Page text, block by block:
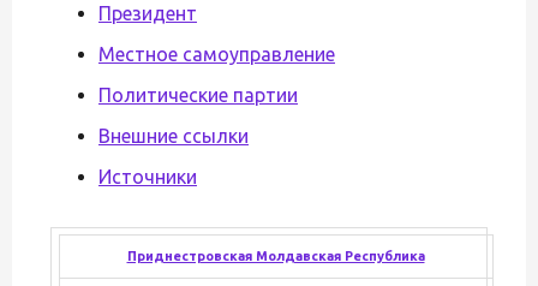
Президент
Местное самоуправление
Политические партии
Внешние ссылки
Источники
Приднестровская Молдавская Республика